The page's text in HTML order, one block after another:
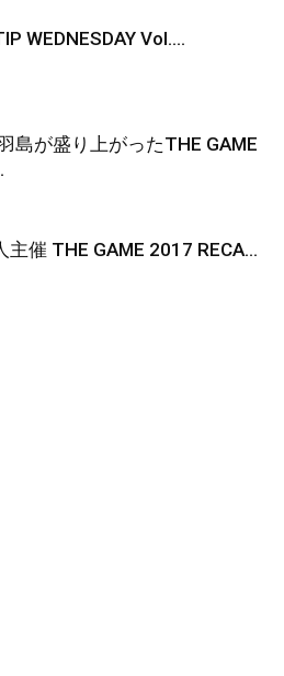
WEDNESDAY Vol....
島が盛り上がったTHE GAME
主催 THE GAME 2017 RECA...